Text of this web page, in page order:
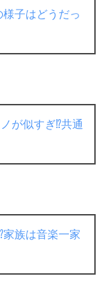
子はどうだっ
が似すぎ⁉︎共通
族は音楽一家